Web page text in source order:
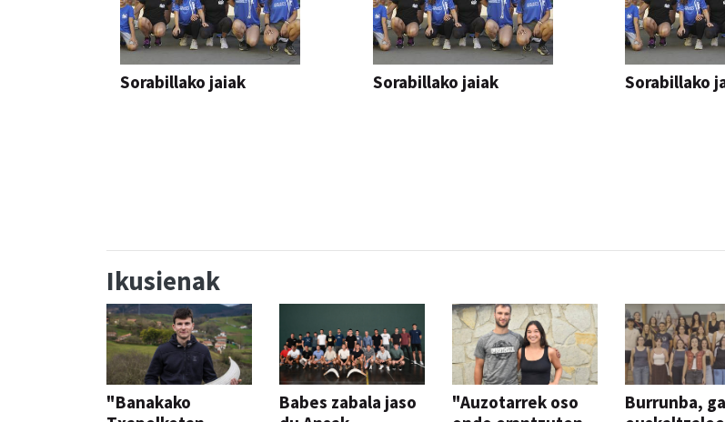
Sorabillako jaiak Sorabillako jaiak Sorabillako
Ikusienak
"Banakako
Babes zabala jaso
"Auzotarrek oso
Burrunba,